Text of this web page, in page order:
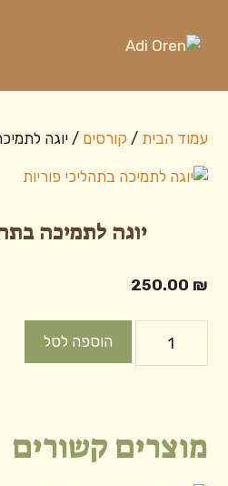
לתוכן
עמוד הבית / קורסים / יוגה
יוגה לתמיכה
250.00 ₪
פוריות
הוספה לסל
מוצרים קשורים